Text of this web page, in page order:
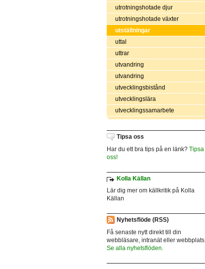
utrotningshotade djur
utrotningshotade växter
utställningar
uttal
uttrar
utvandring
utvandring
utvecklingsbistånd
utvecklingslära
utvecklingssamarbete
Tipsa oss
Har du ett bra tips på en länk? Tipsa
oss!
Kolla Källan
Lär dig mer om källkritik på Kolla
Källan
Nyhetsflöde (RSS)
Få senaste nytt direkt till din
webbläsare, intranät eller webbplats.
Se alla nyhetsflöden.